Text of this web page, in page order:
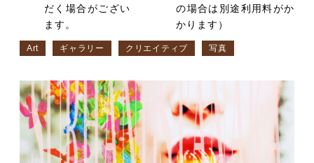
だく場合がござい
ます。
の場合は別途利用料がか
かります）
Art ギャラリー クリエイティブ 写真